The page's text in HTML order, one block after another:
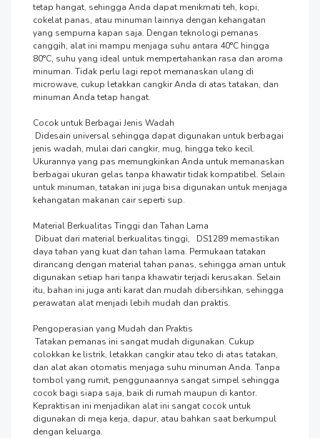
tetap hangat, sehingga Anda dapat menikmati teh, kopi,
cokelat panas, atau minuman lainnya dengan kehangatan
yang sempurna kapan saja. Dengan teknologi pemanas
canggih, alat ini mampu menjaga suhu antara 40°C hingga
80°C, suhu yang ideal untuk mempertahankan rasa dan aroma
minuman. Tidak perlu lagi repot memanaskan ulang di
microwave, cukup letakkan cangkir Anda di atas tatakan, dan
minuman Anda tetap hangat.
Cocok untuk Berbagai Jenis Wadah
jenis wadah, mulai dari cangkir, mug, hingga teko kecil.
Ukurannya yang pas memungkinkan Anda untuk memanaskan
berbagai ukuran gelas tanpa khawatir tidak kompatibel. Selain
untuk minuman, tatakan ini juga bisa digunakan untuk menjaga
kehangatan makanan cair seperti sup.
Material Berkualitas Tinggi dan Tahan Lama
daya tahan yang kuat dan tahan lama. Permukaan tatakan
dirancang dengan material tahan panas, sehingga aman untuk
digunakan setiap hari tanpa khawatir terjadi kerusakan. Selain
itu, bahan ini juga anti karat dan mudah dibersihkan, sehingga
perawatan alat menjadi lebih mudah dan praktis.
Pengoperasian yang Mudah dan Praktis
colokkan ke listrik, letakkan cangkir atau teko di atas tatakan,
dan alat akan otomatis menjaga suhu minuman Anda. Tanpa
tombol yang rumit, penggunaannya sangat simpel sehingga
cocok bagi siapa saja, baik di rumah maupun di kantor.
Kepraktisan ini menjadikan alat ini sangat cocok untuk
digunakan di meja kerja, dapur, atau bahkan saat berkumpul
dengan keluarga.